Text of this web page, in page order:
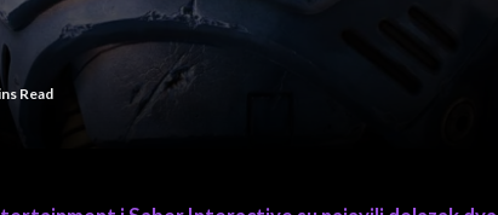
Read